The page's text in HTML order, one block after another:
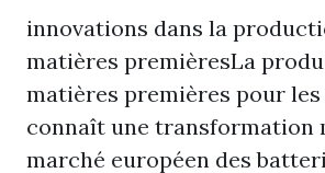
innovations dans la
matières premièresLa
matières premières pour
connaît une transformation
marché européen des